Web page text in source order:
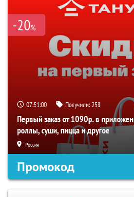
-20%
07:50:59 Получили:258
Первый заказ от 1090р. в
роллы, суши, пицца и другое
Россия
Промокод